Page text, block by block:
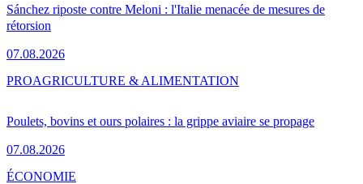
Sánchez riposte contre Meloni : l'Italie menacée de mesures de
rétorsion
07.08.2026
Poulets, bovins et ours polaires : la grippe aviaire se propage
07.08.2026
PROAGRICULTURE & ALIMENTATION
ÉCONOMIE